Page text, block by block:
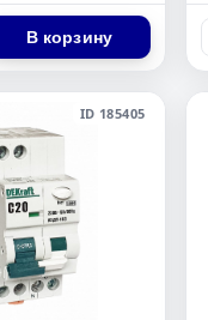
В корзину
ID 185405